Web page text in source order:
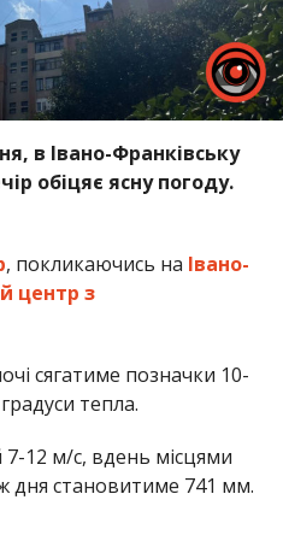
в Івано-Франківську
обіцяє ясну погоду.
, покликаючись на Івано-
центр з
сягатиме позначки 10-
тепла.
7-12 м/с, вдень місцями
дня становитиме 741 мм.